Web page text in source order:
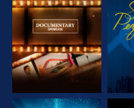
UTFORSKA
SERIEN